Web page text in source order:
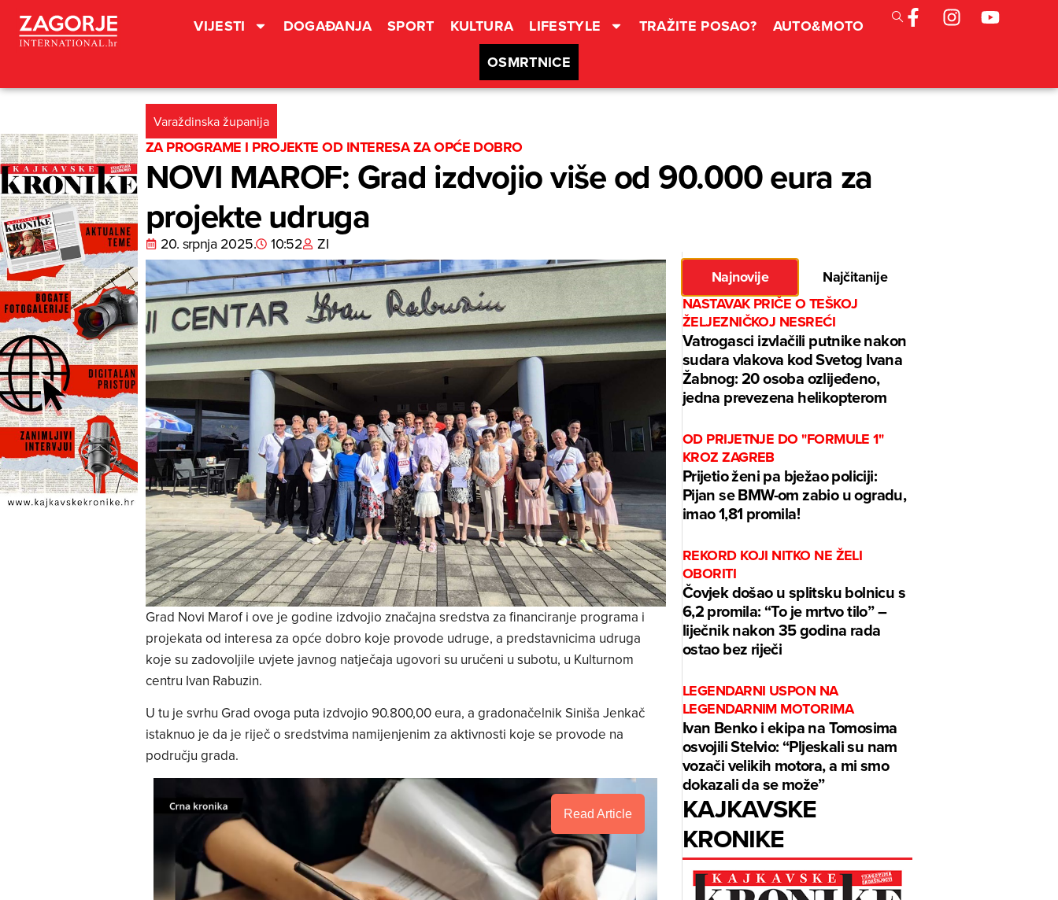
VIJESTI DOGAĐANJA SPORT KULTURA LIFESTYLE TRAŽITE POSAO?
AUTO&MOTO
OSMRTNICE
Varaždinska županija
ZA PROGRAME I PROJEKTE OD INTERESA ZA OPĆE DOBRO
NOVI MAROF: Grad izdvojio više od 90.000 eura za
projekte udruga
20. srpnja 2025. 10:52 ZI
Grad Novi Marof i ove je godine izdvojio značajna sredstva za financiranje programa i
projekata od interesa za opće dobro koje provode udruge, a predstavnicima udruga
koje su zadovoljile uvjete javnog natječaja ugovori su uručeni u subotu, u Kulturnom
centru Ivan Rabuzin.
U tu je svrhu Grad ovoga puta izdvojio 90.800,00 eura, a gradonačelnik Siniša Jenkač
istaknuo je da je riječ o sredstvima namijenjenim za aktivnosti koje se provode na
području grada.
Read Article
Najnovije
Najčitanije
NASTAVAK PRIČE O TEŠKOJ
ŽELJEZNIČKOJ NESREĆI
Vatrogasci izvlačili putnike nakon
sudara vlakova kod Svetog Ivana
Žabnog: 20 osoba ozlijeđeno,
jedna prevezena helikopterom
OD PRIJETNJE DO "FORMULE 1"
KROZ ZAGREB
Prijetio ženi pa bježao policiji:
Pijan se BMW-om zabio u ogradu,
imao 1,81 promila!
REKORD KOJI NITKO NE ŽELI
OBORITI
Čovjek došao u splitsku bolnicu s
6,2 promila: “To je mrtvo tilo” –
liječnik nakon 35 godina rada
ostao bez riječi
LEGENDARNI USPON NA
LEGENDARNIM MOTORIMA
Ivan Benko i ekipa na Tomosima
osvojili Stelvio: “Pljeskali su nam
vozači velikih motora, a mi smo
dokazali da se može”
KAJKAVSKE
KRONIKE